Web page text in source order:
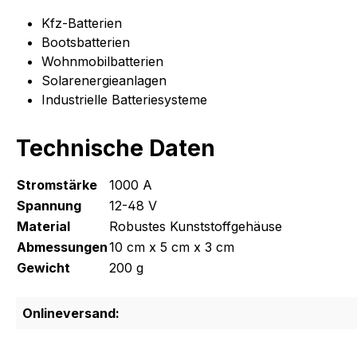
Kfz-Batterien
Bootsbatterien
Wohnmobilbatterien
Solarenergieanlagen
Industrielle Batteriesysteme
Technische Daten
Stromstärke
1000 A
Spannung
12-48 V
Material
Robustes Kunststoffgehäuse
Abmessungen10 cm x 5 cm x 3 cm
Gewicht
200 g
Onlineversand: